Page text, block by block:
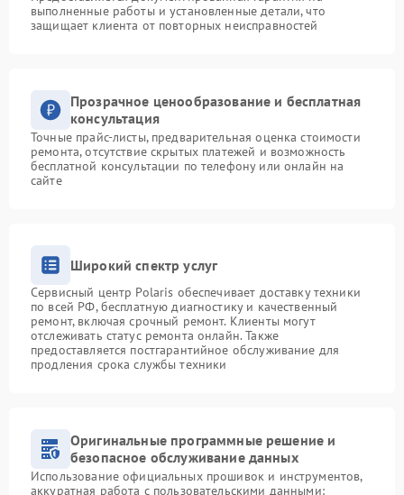
выполненные работы и установленные детали, что
защищает клиента от повторных неисправностей
Прозрачное ценообразование и бесплатная
консультация
Точные прайс-листы, предварительная оценка стоимости
ремонта, отсутствие скрытых платежей и возможность
бесплатной консультации по телефону или онлайн на
сайте
Широкий спектр услуг
Сервисный центр Polaris обеспечивает доставку техники
по всей РФ, бесплатную диагностику и качественный
ремонт, включая срочный ремонт. Клиенты могут
отслеживать статус ремонта онлайн. Также
предоставляется постгарантийное обслуживание для
продления срока службы техники
Оригинальные программные решение и
безопасное обслуживание данных
Использование официальных прошивок и инструментов,
аккуратная работа с пользовательскими данными: